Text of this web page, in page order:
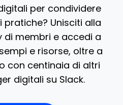
per condividere
pratiche? Unisciti alla
di membri e accedi a
e risorse, oltre a
con centinaia di altri
digitali su Slack.